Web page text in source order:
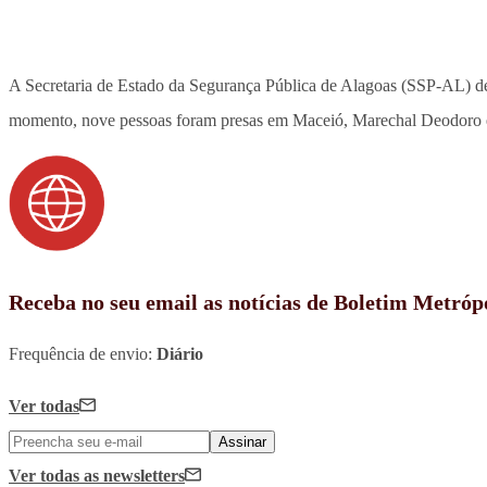
A Secretaria de Estado da Segurança Pública de Alagoas (SSP-AL)
momento, nove pessoas foram presas em Maceió, Marechal
Receba no seu email as notícias de Boletim
Frequência de envio: Diário
Ver todas
Assinar
Ver todas as newsletters